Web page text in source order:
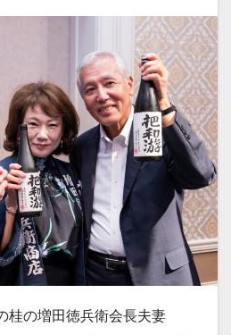
桂の増田徳兵衛会長夫妻